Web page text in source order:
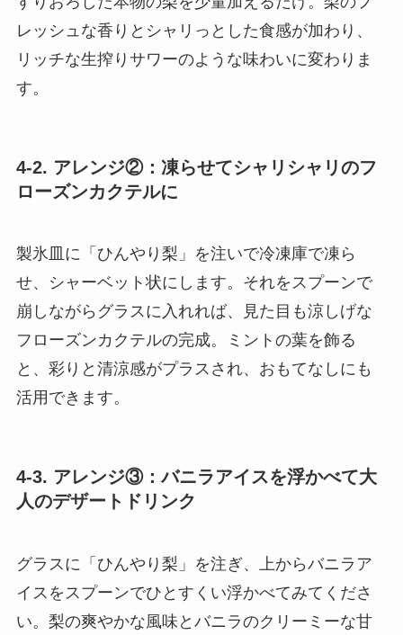
レッシュな香りとシャリっとした食感が加わり、
リッチな生搾りサワーのような味わいに変わりま
す。
4-2. アレンジ②：凍らせてシャリシャリのフ
ローズンカクテルに
製氷皿に「ひんやり梨」を注いで冷凍庫で凍ら
せ、シャーベット状にします。それをスプーンで
崩しながらグラスに入れれば、見た目も涼しげな
フローズンカクテルの完成。ミントの葉を飾る
と、彩りと清涼感がプラスされ、おもてなしにも
活用できます。
4-3. アレンジ③：バニラアイスを浮かべて大
人のデザートドリンク
グラスに「ひんやり梨」を注ぎ、上からバニラア
イスをスプーンでひとすくい浮かべてみてくださ
い。梨の爽やかな風味とバニラのクリーミーな甘